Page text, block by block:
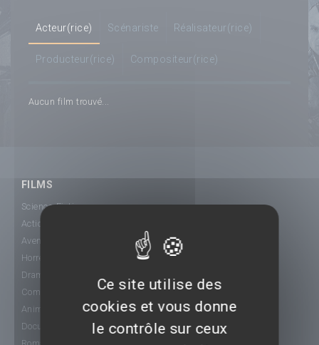
Acteur(rice) Scénariste Réalisateur(rice)
Producteur(rice) Compositeur(rice)
Aucun film trouvé...
FILMS
Science-Fiction
Action
Aventure
Horreur
Drame
Comédie
Animation
Documentaire
Ce site utilise des
cookies et vous donne
le contrôle sur ceux